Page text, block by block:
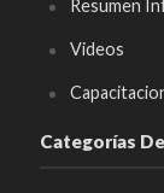
Resumen
Videos
Categorías